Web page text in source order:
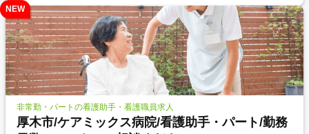
NEW
非常勤・パートの看護助手・看護職員求人
厚木市/ケアミックス病院/看護助手・パート/勤務